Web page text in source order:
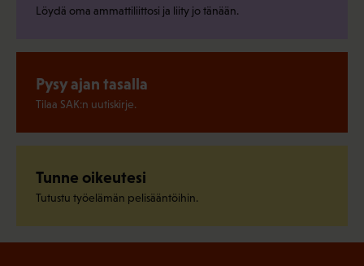
Löydä oma ammattiliittosi ja liity jo tänään.
Pysy ajan tasalla
Tilaa SAK:n uutiskirje.
Tunne oikeutesi
Tutustu työelämän pelisääntöihin.